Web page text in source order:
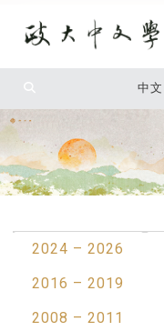
中文
2024 – 2026
2016 – 2019
2008 – 2011